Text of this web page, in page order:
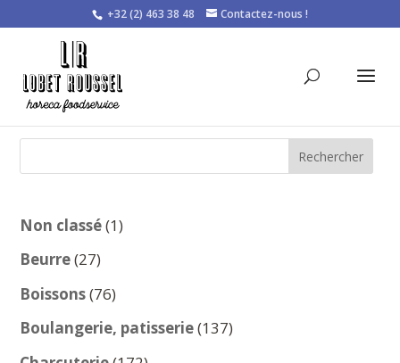
+32 (2) 463 38 48 Contactez-nous !
Rechercher
Non classé 11
Beurre 2727
produits
Boissons 7676
produits
Boulangerie, patisserie 137137